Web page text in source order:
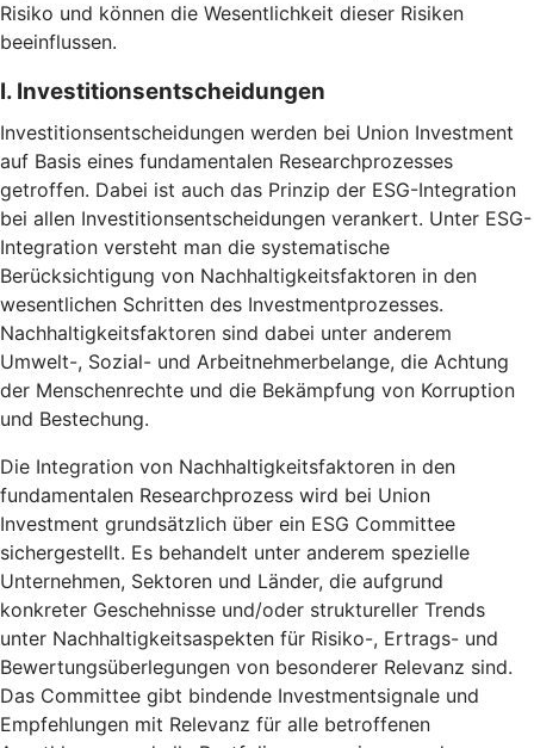
Risiko und können die Wesentlichkeit dieser Risiken
beeinflussen.
I. Investitionsentscheidungen
Investitionsentscheidungen werden bei Union Investment
auf Basis eines fundamentalen Researchprozesses
getroffen. Dabei ist auch das Prinzip der ESG-Integration
bei allen Investitionsentscheidungen verankert. Unter ESG-
Integration versteht man die systematische
Berücksichtigung von Nachhaltigkeitsfaktoren in den
wesentlichen Schritten des Investmentprozesses.
Nachhaltigkeitsfaktoren sind dabei unter anderem
Umwelt-, Sozial- und Arbeitnehmerbelange, die Achtung
der Menschenrechte und die Bekämpfung von Korruption
und Bestechung.
Die Integration von Nachhaltigkeitsfaktoren in den
fundamentalen Researchprozess wird bei Union
Investment grundsätzlich über ein ESG Committee
sichergestellt. Es behandelt unter anderem spezielle
Unternehmen, Sektoren und Länder, die aufgrund
konkreter Geschehnisse und/oder struktureller Trends
unter Nachhaltigkeitsaspekten für Risiko-, Ertrags- und
Bewertungsüberlegungen von besonderer Relevanz sind.
Das Committee gibt bindende Investmentsignale und
Empfehlungen mit Relevanz für alle betroffenen